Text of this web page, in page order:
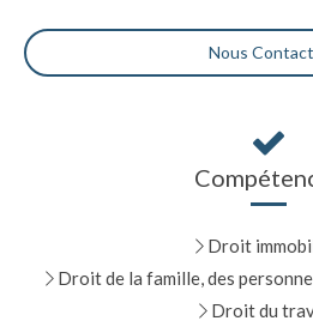
Nous
Droit
Droit de la famille, des
Droit du